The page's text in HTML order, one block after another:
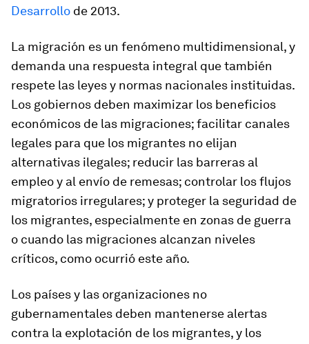
Desarrollo de 2013.
La migración es un fenómeno multidimensional, y
demanda una respuesta integral que también
respete las leyes y normas nacionales instituidas.
Los gobiernos deben maximizar los beneficios
económicos de las migraciones; facilitar canales
legales para que los migrantes no elijan
alternativas ilegales; reducir las barreras al
empleo y al envío de remesas; controlar los flujos
migratorios irregulares; y proteger la seguridad de
los migrantes, especialmente en zonas de guerra
o cuando las migraciones alcanzan niveles
críticos, como ocurrió este año.
Los países y las organizaciones no
gubernamentales deben mantenerse alertas
contra la explotación de los migrantes, y los